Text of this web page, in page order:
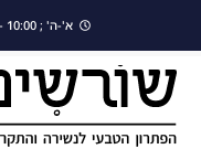
א'-ה' ; 10:00 - 18:00